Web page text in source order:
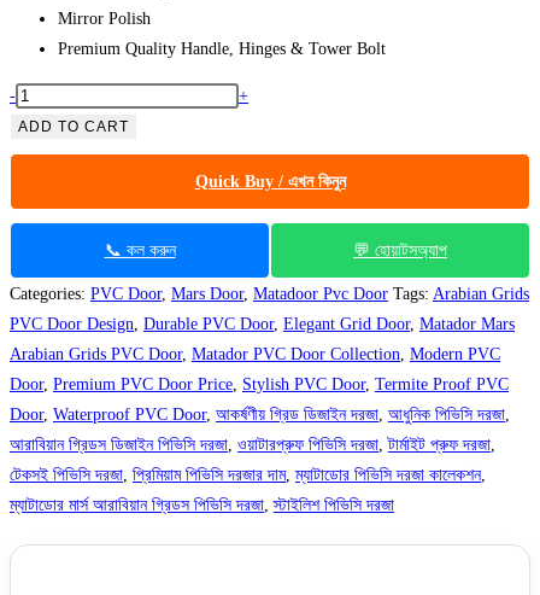
Mirror Polish
Premium Quality Handle, Hinges & Tower Bolt
Matador
Mars
Arabian
Pvc
quantity
- +
ADD TO CART
Quick Buy / এখন কিনুন
📞 কল করুন 💬 হোয়াটসঅ্যাপ
Categories: PVC Door, Mars Door, Matadoor Pvc Door Tags: Arabian Grids
PVC Door Design, Durable PVC Door, Elegant Grid Door, Matador Mars
Arabian Grids PVC Door, Matador PVC Door Collection, Modern PVC
Door, Premium PVC Door Price, Stylish PVC Door, Termite Proof PVC
Door, Waterproof PVC Door, আকর্ষণীয় গ্রিড ডিজাইন দরজা, আধুনিক পিভিসি দরজা,
আরাবিয়ান গ্রিডস ডিজাইন পিভিসি দরজা, ওয়াটারপ্রুফ পিভিসি দরজা,টার্মাইট প্রুফ দরজা,
টেকসই পিভিসি দরজা, প্রিমিয়াম পিভিসি দরজার দাম,ম্যাটাডোর পিভিসি দরজা কালেকশন,
ম্যাটাডোর মার্স আরাবিয়ান গ্রিডস পিভিসি দরজা,স্টাইলিশ পিভিসি দরজা